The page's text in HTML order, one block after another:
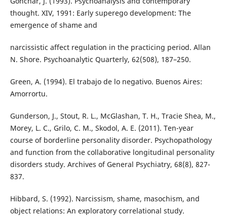
thought. XIV, 1991: Early superego development: The
emergence of shame and
narcissistic affect regulation in the practicing period. Allan
N. Shore. Psychoanalytic Quarterly, 62(508), 187–250.
Green, A. (1994). El trabajo de lo negativo. Buenos Aires:
Amorrortu.
Gunderson, J., Stout, R. L., McGlashan, T. H., Tracie Shea, M.,
Morey, L. C., Grilo, C. M., Skodol, A. E. (2011). Ten-year
course of borderline personality disorder. Psychopathology
and function from the collaborative longitudinal personality
disorders study. Archives of General Psychiatry, 68(8), 827-
837.
Hibbard, S. (1992). Narcissism, shame, masochism, and
object relations: An exploratory correlational study.